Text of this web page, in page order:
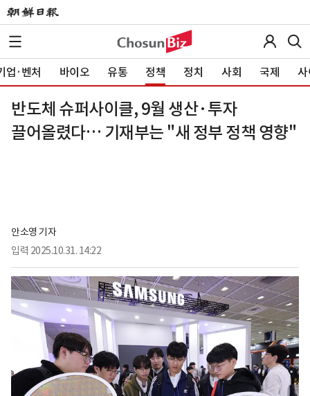
업·벤처 바이오 유통 정책 정치 사회 국제 사
반도체 슈퍼사이클, 9월 생산·투자
끌어올렸다… 기재부는 "새 정부 정책 영향"
안소영 기자
입력 2025.10.31. 14:22